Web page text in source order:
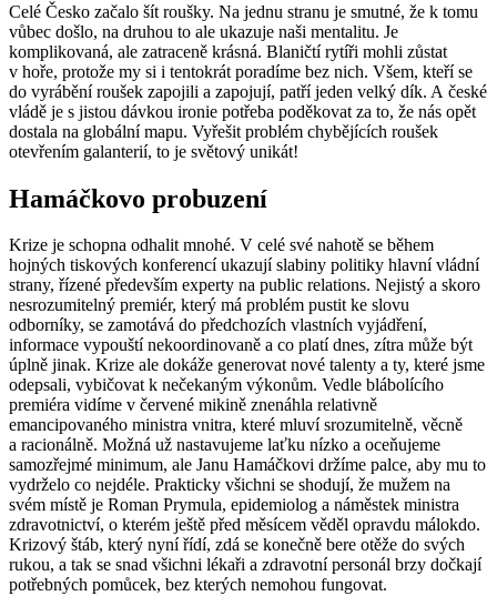
Celé Česko začalo šít roušky. Na jednu stranu je smutné, že k tomu
vůbec došlo, na druhou to ale ukazuje naši mentalitu. Je
komplikovaná, ale zatraceně krásná. Blaničtí rytíři mohli zůstat
v hoře, protože my si i tentokrát poradíme bez nich. Všem, kteří se
do vyrábění roušek zapojili a zapojují, patří jeden velký dík. A české
vládě je s jistou dávkou ironie potřeba poděkovat za to, že nás opět
dostala na globální mapu. Vyřešit problém chybějících roušek
otevřením galanterií, to je světový unikát!
Hamáčkovo probuzení
Krize je schopna odhalit mnohé. V celé své nahotě se během
hojných tiskových konferencí ukazují slabiny politiky hlavní vládní
strany, řízené především experty na public relations. Nejistý a skoro
nesrozumitelný premiér, který má problém pustit ke slovu
odborníky, se zamotává do předchozích vlastních vyjádření,
informace vypouští nekoordinovaně a co platí dnes, zítra může být
úplně jinak. Krize ale dokáže generovat nové talenty a ty, které jsme
odepsali, vybičovat k nečekaným výkonům. Vedle blábolícího
premiéra vidíme v červené mikině znenáhla relativně
emancipovaného ministra vnitra, které mluví srozumitelně, věcně
a racionálně. Možná už nastavujeme laťku nízko a oceňujeme
samozřejmé minimum, ale Janu Hamáčkovi držíme palce, aby mu to
vydrželo co nejdéle. Prakticky všichni se shodují, že mužem na
svém místě je Roman Prymula, epidemiolog a náměstek ministra
zdravotnictví, o kterém ještě před měsícem věděl opravdu málokdo.
Krizový štáb, který nyní řídí, zdá se konečně bere otěže do svých
rukou, a tak se snad všichni lékaři a zdravotní personál brzy dočkají
potřebných pomůcek, bez kterých nemohou fungovat.